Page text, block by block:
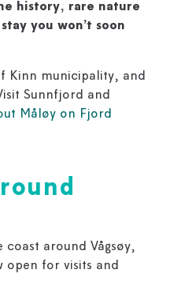
history, rare nature
you won’t soon
Kinn municipality, and
Sunnfjord and
Måløy on Fjord
coast around Vågsøy,
open for visits and